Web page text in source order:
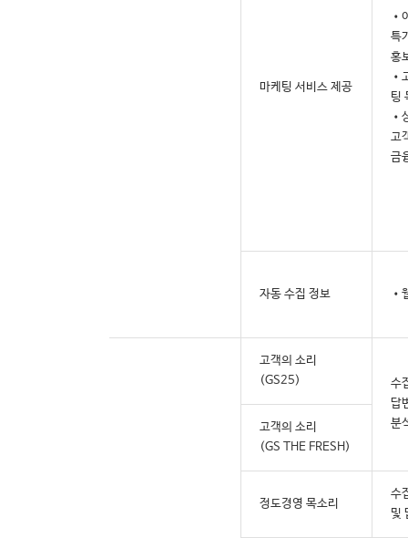
마케팅 서비스 제공
•
특
홍
•
팅
•
고
금
자동 수집 정보 •
고객의 소리
(GS25)
수
답
분
고객의 소리
(GS THE FRESH)
정도경영 목소리
수
및